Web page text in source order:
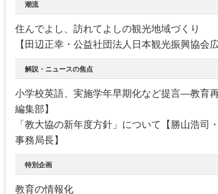
潮流
住んでよし、訪れてよしの観光地域づくり
【田辺正幸・公益社団法人日本観光振興協会
解説・ニュースの焦点
小学校英語、実施学年早期化など提言―教育
編集部】
「教大協の新年度方針」について【勝山浩司
事務局長】
特別企画
教育の情報化